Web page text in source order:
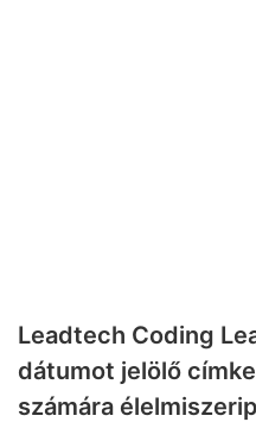
Leadtech Coding
dátumot jelölő
számára